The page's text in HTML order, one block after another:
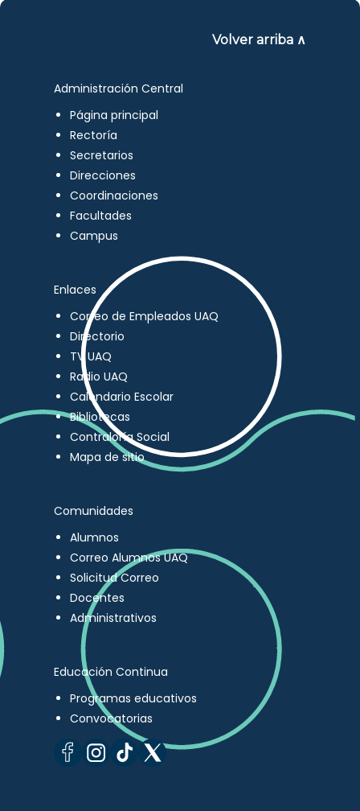
Volver arriba ∧
Administración Central
Página principal
Rectoría
Secretarios
Direcciones
Coordinaciones
Facultades
Campus
Enlaces
Correo de Empleados UAQ
Directorio
TV UAQ
Radio UAQ
Calendario Escolar
Bibliotecas
Contraloría Social
Mapa de sitio
Comunidades
Alumnos
Correo Alumnos UAQ
Solicitud Correo
Docentes
Administrativos
Educación Continua
Programas educativos
Convocatorias